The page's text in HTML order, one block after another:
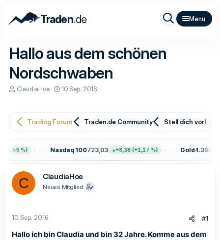
Traden.de
Hallo aus dem schönen
Nordschwaben
E
e
r
ClaudiaHoe
E
e
a
m
10 Sep. 2016
Trading Forum Traden.de Community Stell dich vor!
%) Nasdaq 100723,03 +8,38 (+1,17 %) Gold4.399,70
C ClaudiaHoe
Neues Mitglied
10 Sep. 2016 #1
Hallo ich bin Claudia und bin 32 Jahre. Komme aus dem